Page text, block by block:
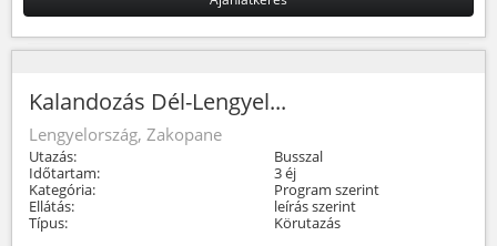
Kalandozás Dél-Lengyel...
Lengyelország, Zakopane
Utazás:
Busszal
Időtartam:
3 éj
Kategória:
Program szerint
Ellátás:
leírás szerint
Típus:
Körutazás